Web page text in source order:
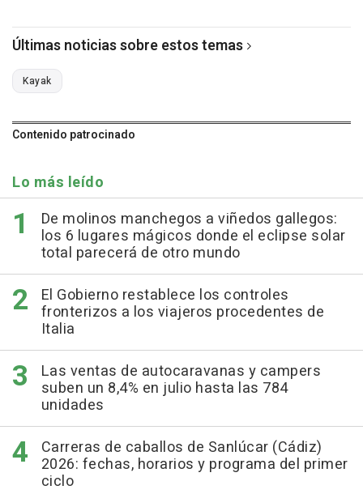
Últimas noticias sobre estos temas
Kayak
Contenido patrocinado
Lo más leído
De molinos manchegos a viñedos gallegos:
los 6 lugares mágicos donde el eclipse solar
total parecerá de otro mundo
El Gobierno restablece los controles
fronterizos a los viajeros procedentes de
Italia
Las ventas de autocaravanas y campers
suben un 8,4% en julio hasta las 784
unidades
Carreras de caballos de Sanlúcar (Cádiz)
2026: fechas, horarios y programa del primer
ciclo